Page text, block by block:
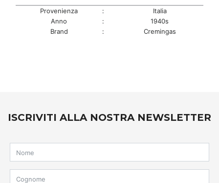
Provenienza :
Italia
Anno
:
1940s
Brand
: Cremingas
ISCRIVITI ALLA NOSTRA NEWSLETTER